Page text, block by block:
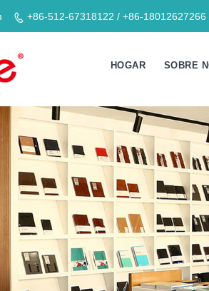
 +86-512-67318122 / +86-18012627266
HOGAR SOBRE